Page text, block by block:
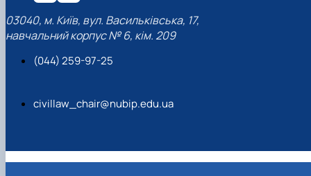
03040, м. Київ, вул. Васильківська, 17,
навчальний корпус № 6, кім. 209
(044) 259-97-25
civillaw_chair@nubip.edu.ua